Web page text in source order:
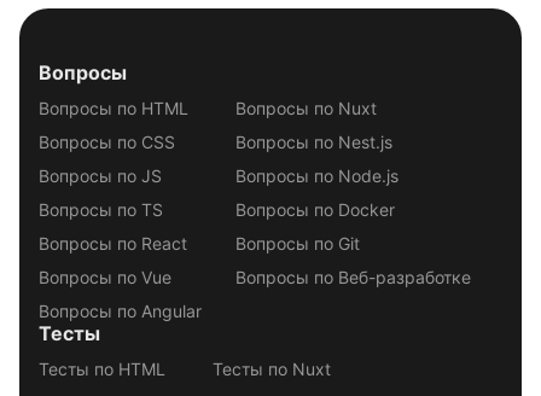
Вопросы
Вопросы по HTML
Вопросы по CSS
Вопросы по JS
Вопросы по TS
Вопросы по React
Вопросы по Vue
Вопросы по Angular
Вопросы по Nuxt
Вопросы по Nest.js
Вопросы по Node.js
Вопросы по Docker
Вопросы по Git
Вопросы по Веб-разработке
Тесты
Тесты по HTML
Тесты по Nuxt